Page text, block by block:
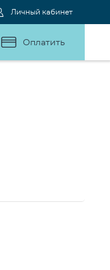
Личный кабинет
Оплатить